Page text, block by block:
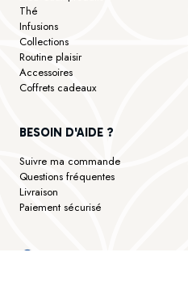
Thé
Infusions
Collections
Routine plaisir
Accessoires
Coffrets cadeaux
BESOIN D'AIDE ?
Suivre ma commande
Questions fréquentes
Livraison
Paiement sécurisé